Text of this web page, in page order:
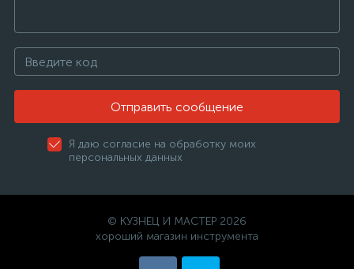
Отправить сообщение
Я даю согласие на обработку моих
персональных данных
© КУЗНЕЦ И МАСТЕР 2026
хороший магазин инструмента